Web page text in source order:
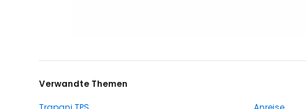
Verwandte Themen